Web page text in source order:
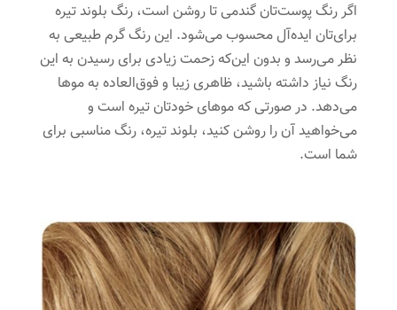
اگر رنگ پوست‌تان گندمی تا روشن است، رنگ بلوند تیره
برای‌تان ایده‌آل محسوب می‌شود. این رنگ گرم طبیعی به
نظر می‌رسد و بدون این‌که زحمت زیادی برای رسیدن به این
رنگ نیاز داشته باشید، ظاهری زیبا و فوق‌العاده به موها
می‌دهد. در صورتی که موهای‌ خودتان تیره است و
می‌خواهید آن را روشن کنید، بلوند تیره، رنگ مناسبی برای
شما است.